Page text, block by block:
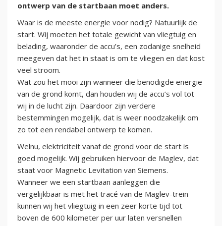
ontwerp van de startbaan moet anders.
Waar is de meeste energie voor nodig? Natuurlijk de
start. Wij moeten het totale gewicht van vliegtuig en
belading, waaronder de accu’s, een zodanige snelheid
meegeven dat het in staat is om te vliegen en dat kost
veel stroom.
Wat zou het mooi zijn wanneer die benodigde energie
van de grond komt, dan houden wij de accu’s vol tot
wij in de lucht zijn. Daardoor zijn verdere
bestemmingen mogelijk, dat is weer noodzakelijk om
zo tot een rendabel ontwerp te komen.
Welnu, elektriciteit vanaf de grond voor de start is
goed mogelijk. Wij gebruiken hiervoor de Maglev, dat
staat voor Magnetic Levitation van Siemens.
Wanneer we een startbaan aanleggen die
vergelijkbaar is met het tracé van de Maglev-trein
kunnen wij het vliegtuig in een zeer korte tijd tot
boven de 600 kilometer per uur laten versnellen